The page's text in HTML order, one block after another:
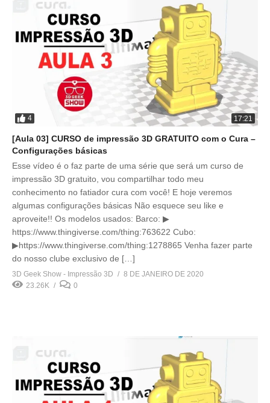
4 17:21
[Aula 03] CURSO de impressão 3D GRATUITO com o Cura –
Configurações básicas
Esse vídeo é o faz parte de uma série que será um curso de
impressão 3D gratuito, vou compartilhar todo meu
conhecimento no fatiador cura com você! E hoje veremos
algumas configurações básicas Não esquece seu like e
aproveite!! Os modelos usados: Barco: ▶
https://www.thingiverse.com/thing:763622 Cubo:
▶https://www.thingiverse.com/thing:1278865 Venha fazer parte
do nosso clube exclusivo de […]
3D Geek Show - Impressão 3D
8 DE JANEIRO DE 2020
23.26K
0